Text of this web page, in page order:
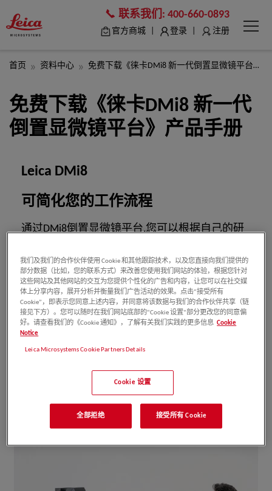
联系我们: 400-660-0893
官方商城 登录 注册
首页 资料中心 免费下载《徕卡DMi8 新一代倒置显微镜平台》产品手册
免费下载《徕卡DMi8 新一代
倒置显微镜平台》产品手册
Leica DMi8
可简化您的工作流程
通过DMi8倒置显微镜平台,您可以根据自己的研
据。长期以来我们致力于智能自动化,保证DMi8
倒置荧光显微镜平台的扩展功能从根本上改善了
用户体验。
我们及我们的合作伙伴使用 Cookie 和其他跟踪技术，以及您直接向我们提供的
部分数据（比如，您的联系方式）来改善您使用我们网站的体验，根据您针对
这些网站及其他网站的交互为您提供个性化的广告和内容，让您可以在社交媒
体上分享内容，展开分析并衡量我们广告活动的效果。点击“接受所有
Cookie”，即表示您同意上述内容，并同意将该数据与我们的合作伙伴共享（链
接见下方）。您可以随时在我们网站底部的“Cookie 设置”部分更改您的同意偏
好。请查看我们的《Cookie 通知》，了解有关我们实践的更多信息 Cookie
Notice
Leica Microsystems Cookie Partners Details
Cookie 设置
全部拒绝 接受所有 Cookie